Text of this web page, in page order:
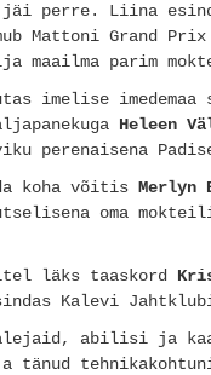
jäi perre. Liina
Mattoni Grand
maailma parim
imelise
Heleen
perenaisena
koha võitis Merlyn
oma
läks taaskord
Kalevi
abilisi ja
ja tänud